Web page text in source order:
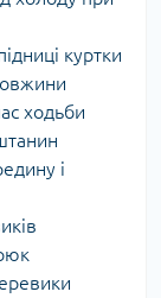
куртки
ходьби
і